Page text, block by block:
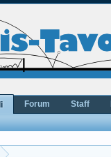
Forum Staff